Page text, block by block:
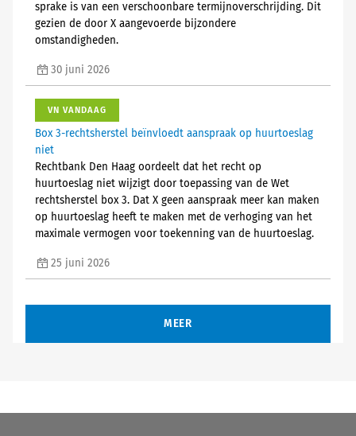
sprake is van een verschoonbare termijnoverschrijding. Dit
gezien de door X aangevoerde bijzondere
omstandigheden.
30 juni 2026
VN VANDAAG
Box 3-rechtsherstel beïnvloedt aanspraak op huurtoeslag
niet
Rechtbank Den Haag oordeelt dat het recht op
huurtoeslag niet wijzigt door toepassing van de Wet
rechtsherstel box 3. Dat X geen aanspraak meer kan maken
op huurtoeslag heeft te maken met de verhoging van het
maximale vermogen voor toekenning van de huurtoeslag.
25 juni 2026
MEER